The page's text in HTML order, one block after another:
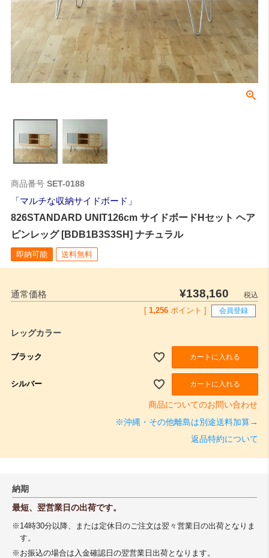
商品番号 SET-0188
マルチな収納サイドボード
826STANDARD UNIT126cm サイドボードHセット ヘア
ピンレッグ [BDB1B3S3SH] ナチュラル
即納可能 送料無料
通常価格 ¥138,160
税込
1,256 ポイント ] 会員登録
レッグカラー
ブラック カートに入れる
シルバー カートに入れる
商品についてのお問い合わせ
※沖縄・その他離島は別途送料加算→
返品特約について
納期
最短、翌営業日の出荷です。
※14時30分以降、または定休日のご注文は翌々営業日の出荷となりま
す。
※お振込の場合は入金確認日の翌営業日出荷となります。